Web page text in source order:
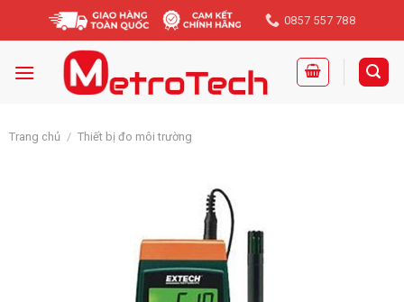
0857 557 788
Trang chủ / Thiết bị đo môi trường